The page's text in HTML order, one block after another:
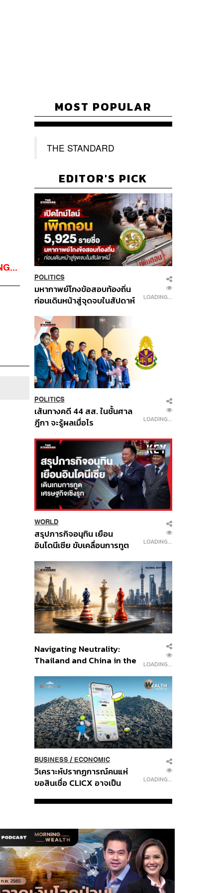
MOST POPULAR
THE STANDARD
EDITOR'S PICK
POLITICS
มหากาพย์โกงข้อสอบท้องถิ่น
ก่อนเดินหน้าสู่จุดจบในสัปดาห์
LOADING...
POLITICS
เส้นทางคดี 44 สส. ในชั้นศาล
ฎีกา จะรู้ผลเมื่อไร
LOADING...
WORLD
สรุปภารกิจอนุทิน เยือน
อินโดนีเซีย ขับเคลื่อนการทูต
ส่วนยุทธศาสตร์ไทย –
อินโดนีเซีย
LOADING...
Navigating Neutrality:
Thailand and China in the
Order
LOADING...
BUSINESS/ ECONOMIC
วิเคราะห์ปรากฏการณ์คนแห่
ขอสินเชื่อ CLICX อาจเป็น
ปัญหาหนี้ครัวเรือนไทยที่ถูกซุก
LOADING...